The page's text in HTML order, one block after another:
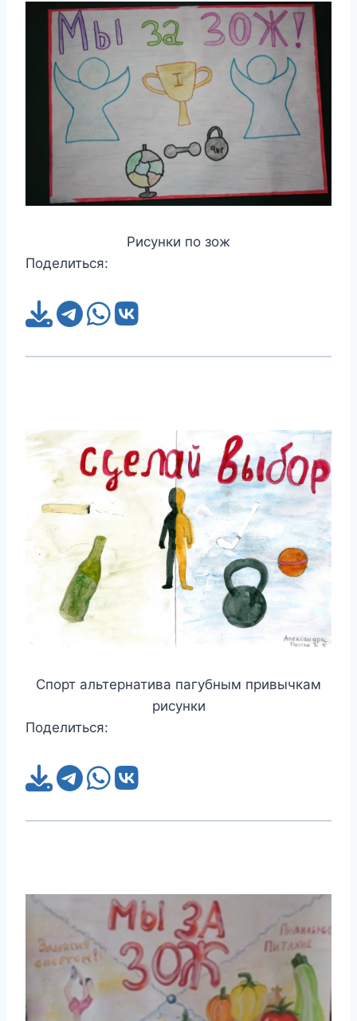
Рисунки по зож
Поделиться:
Спорт альтернатива пагубным привычкам
рисунки
Поделиться: